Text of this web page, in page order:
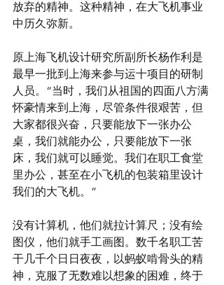
放弃的精神。这种精神，在大飞机事业
中历久弥新。
原上海飞机设计研究所副所长杨作利是
最早一批到上海来参与运十项目的研制
人员。“当时，我们从祖国的四面八方满
怀豪情来到上海，尽管条件很艰苦，但
大家都很兴奋，只要能放下一张办公
桌，我们就能办公，只要能放下一张
床，我们就可以睡觉。我们在职工食堂
里办公，甚至在小飞机的包装箱里设计
我们的大飞机。”
没有计算机，他们就拉计算尺；没有绘
图仪，他们就手工画图。数千名职工苦
干几千个日日夜夜，以蚂蚁啃骨头的精
神，克服了无数难以想象的困难，终于